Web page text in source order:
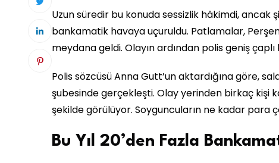
Uzun süredir bu konuda sessizlik hâkimdi, ancak
bankamatik havaya uçuruldu. Patlamalar,
meydana geldi. Olayın ardından polis geniş çaplı
Polis sözcüsü Anna Gutt’un aktardığına göre,
şubesinde gerçekleşti. Olay yerinden birkaç kişi
şekilde görülüyor. Soyguncuların ne kadar para
Bu Yıl 20’den Fazla